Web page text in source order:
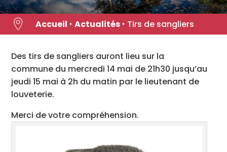
 Accueil ‣ Actualités‣ Tirs de sangliers
Des tirs de sangliers auront lieu sur la
commune du mercredi 14 mai de 21h30 jusqu’au
jeudi 15 mai à 2h du matin par le lieutenant de
louveterie.
Merci de votre compréhension.